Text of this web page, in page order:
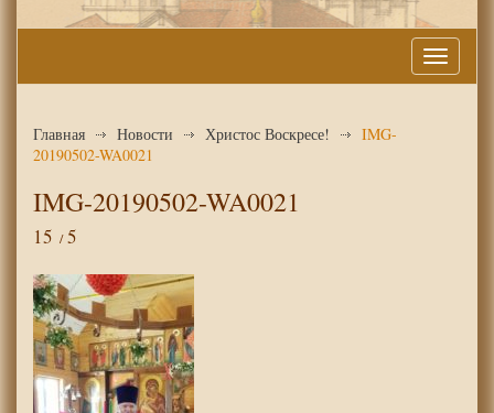
Меню
Главная Новости Христос Воскресе!
IMG-
20190502-WA0021
IMG-20190502-WA0021
15 5